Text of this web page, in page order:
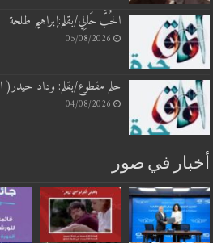
الحُبَّ حَالِي/بقلم:إبراهيم طلحة
05/08/2026
حلم مقطوع/بقلم: وداد حيدر(
04/08/2026
في صور